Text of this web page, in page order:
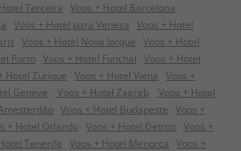
Terceira Voos + Hotel Barcelona
Voos + Hotel para Veneza Voos + Hotel
Voos + Hotel Nova Iorque Voos + Hotel
Porto Voos + Hotel Funchal Voos + Hotel
Hotel Zurique Voos + Hotel Viena Voos +
Geneve Voos + Hotel Zagreb
Voos + Hotel
Voos + Hotel Budapeste Voos +
+ Hotel Orlando Voos + Hotel Detroit Voos +
Tenerife Voos + Hotel Menorca Voos +